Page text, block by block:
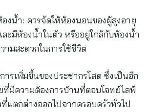
งน้ำ: ควรจัดให้ห้องนอนของผู้สูงอายุ
ะมีห้องน้ำในตัว หรืออยู่ใกล้กับห้องน้ำ
ามสะดวกในการใช้ชีวิต
รเพิ่มขึ้นของประชากรโสด ซึ่งเป็นอีก
มีความต้องการบ้านที่ตอบโจทย์ไลฟ์
แตกต่างออกไปจากครอบครัวทั่วไป